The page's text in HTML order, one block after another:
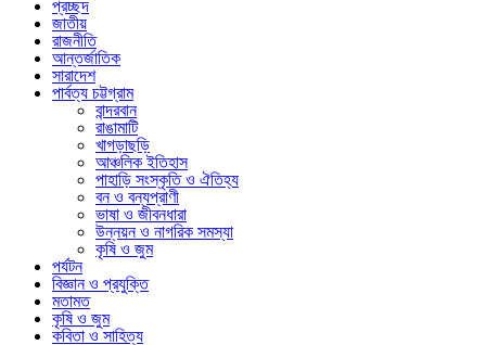
প্রচ্ছদ
জাতীয়
রাজনীতি
আন্তর্জাতিক
সারাদেশ
পার্বত্য চট্টগ্রাম
বান্দরবান
রাঙামাটি
খাগড়াছড়ি
আঞ্চলিক ইতিহাস
পাহাড়ি সংস্কৃতি ও ঐতিহ্য
বন ও বন্যপ্রাণী
ভাষা ও জীবনধারা
উন্নয়ন ও নাগরিক সমস্যা
কৃষি ও জুম
পর্যটন
বিজ্ঞান ও প্রযুক্তি
মতামত
কৃষি ও জুম
কবিতা ও সাহিত্য